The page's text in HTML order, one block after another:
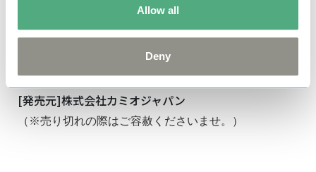
Allow all
Deny
ボール径：約0.5mm
[原産国]日本
[発売元]株式会社カミオジャパン
（※売り切れの際はご容赦くださいませ。）